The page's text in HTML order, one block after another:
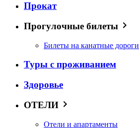
Прокат
Прогулочные билеты
Билеты на канатные дороги
Туры с проживанием
Здоровье
ОТЕЛИ
Отели и апартаменты